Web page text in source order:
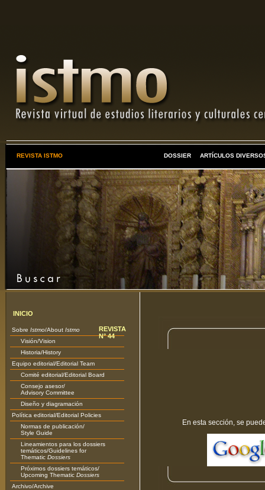
REVISTA ISTMO DOSSIER ARTÍCULOS
INICIO
Sobre Istmo/About Istmo
Visión/Vision
Historia/History
Equipo editorial/Editorial Team
Comité editorial/Editorial Board
Consejo asesor/
Advisory Committee
Diseño y diagramación
Política editorial/Editorial Policies
Normas de publicación/
Style Guide
Lineamientos para los dossiers
temáticos/Guidelines for
Thematic Dossiers
Próximos dossiers temáticos/
Upcoming Thematic Dossiers
Archivo/Archive
REVISTA
N° 44
En esta sección, se